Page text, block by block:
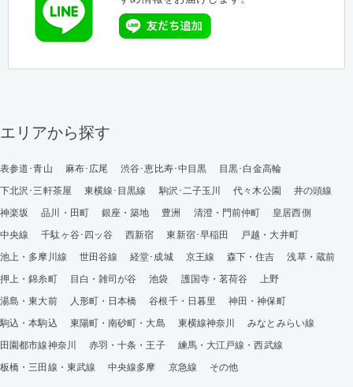
エリアから探す
表参道･青山 麻布･広尾 渋谷･恵比寿･中目黒
目黒･白金高輪
下北沢･三軒茶屋
東横線･目黒線 駒沢･二子玉川 代々木公園
井の頭線
神楽坂
品川・田町 銀座・築地 豊洲 清澄・門前仲町
皇居西側
中央線
千駄ヶ谷･四ッ谷 西新宿 東新宿･早稲田
戸越・大井町
池上・多摩川線
世田谷線 経堂･成城 京王線 森下・住吉
浅草・蔵前
押上・錦糸町
目白・雑司が谷 池袋 護国寺・茗荷谷
上野
湯島・東大前
人形町・日本橋 谷根千・日暮里
神田・神保町
駒込・本駒込
東陽町・南砂町・大島 東横線神奈川
みなとみらい線
田園都市線神奈川
赤羽・十条・王子
練馬・大江戸線・西武線
板橋・三田線・東武線
中央線多摩 京急線 その他